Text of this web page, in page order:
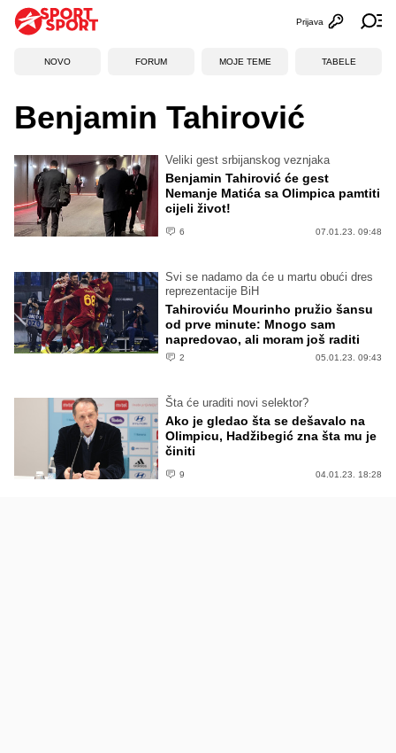
Otvori
Prijava
NOVO FORUM MOJE TEME TABELE
Benjamin Tahirović
Veliki gest srbijanskog veznjaka
Benjamin Tahirović će gest
Nemanje Matića sa Olimpica pamtiti
cijeli život!
6 07.01.23. 09:48
Svi se nadamo da će u martu obući dres
reprezentacije BiH
Tahiroviću Mourinho pružio šansu
od prve minute: Mnogo sam
napredovao, ali moram još raditi
2 05.01.23. 09:43
Šta će uraditi novi selektor?
Ako je gledao šta se dešavalo na
Olimpicu, Hadžibegić zna šta mu je
činiti
9 04.01.23. 18:28